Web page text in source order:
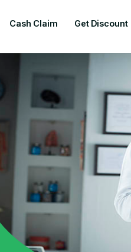
Cash Claim Get Discount